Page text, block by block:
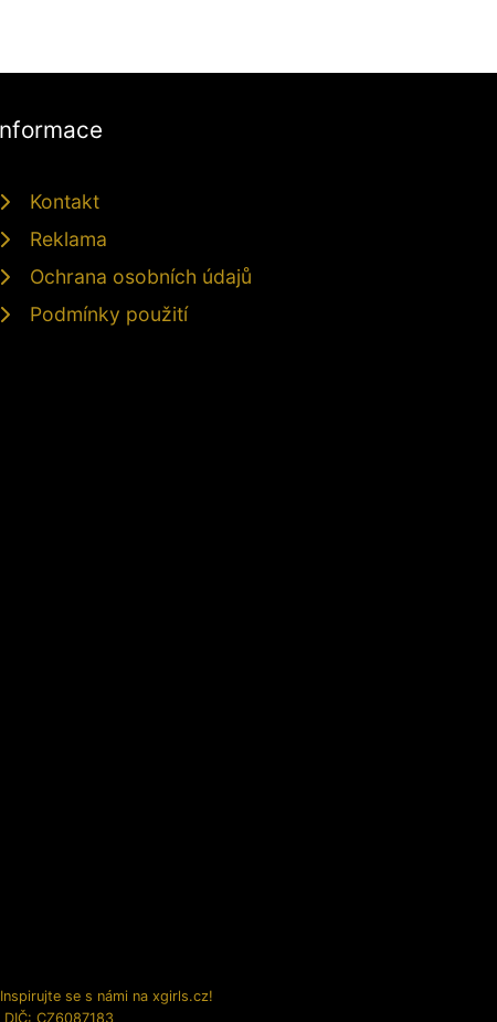
Kontakt
Reklama
Ochrana osobních údajů
Podmínky použití
se s námi na xgirls.cz!
CZ6087183